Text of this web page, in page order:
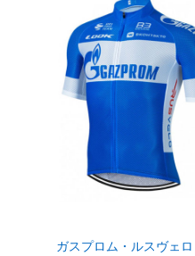
ガスプロム・ルスヴェ